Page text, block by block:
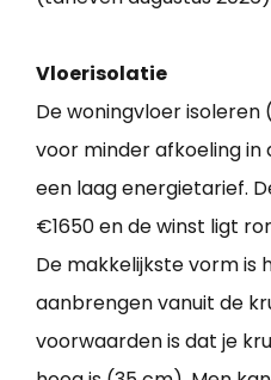
Vloerisolatie
De woningvloer
voor minder afkoeling
een laag energietarief.
€1650 en de winst ligt
De makkelijkste vorm is
aanbrengen vanuit de
voorwaarden is dat je